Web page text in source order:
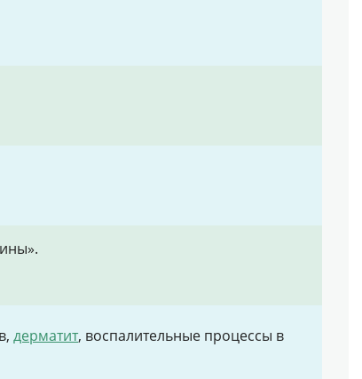
дерматит, воспалительные процессы в